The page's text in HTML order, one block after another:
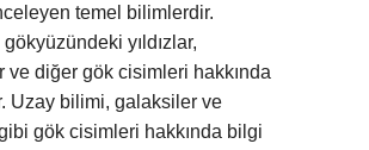
temel bilimlerdir.
yıldızlar,
ve diğer gök cisimleri hakkında
Uzay bilimi, galaksiler ve
gök cisimleri hakkında bilgi